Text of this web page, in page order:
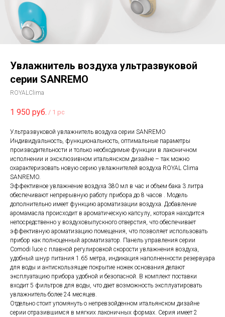
Увлажнитель воздуха ультразвуковой
серии SANREMO
ROYALClima
1 950 руб. / 1 pc
Ультразвуковой увлажнитель воздуха серии SANREMO
Индивидуальность, функциональность, оптимальные параметры
производительности и только необходимые функции в лаконичном
исполнении и эксклюзивном итальянском дизайне – так можно
охарактеризовать новую серию увлажнителей воздуха ROYAL Clima
SANREMO.
Эффективное увлажнение воздуха 380 мл в час и объем бака 3 литра
обеспечивают непрерывную работу прибора до 8 часов . Модель
дополнительно имеет функцию ароматизации воздуха. Добавление
аромамасла происходит в ароматическую капсулу, которая находится
непосредственно у воздуховыпускного отверстия, что обеспечивает
эффективную ароматизацию помещения, что позволяет использовать
прибор как полноценный ароматизатор. Панель управления серии
Comodi luce с плавной регулировкой скорости увлажнения воздуха,
удобный шнур питания 1.65 метра, индикация наполненности резервуара
для воды и антискользящее покрытие ножек основания делают
эксплуатацию прибора удобной и безопасной. В комплект поставки
входит 5 фильтров для воды, что дает возможность эксплуатировать
увлажнитель более 24 месяцев.
Отдельно стоит упомянуть о непревзойденном итальянском дизайне
серии отразившимся в мягких лаконичных формах. Серия имеет 2